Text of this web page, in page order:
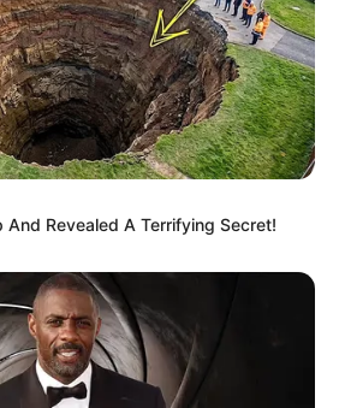
CƏMİYYƏT
müavin KİMDİR? —
And Revealed A Terrifying Secret!